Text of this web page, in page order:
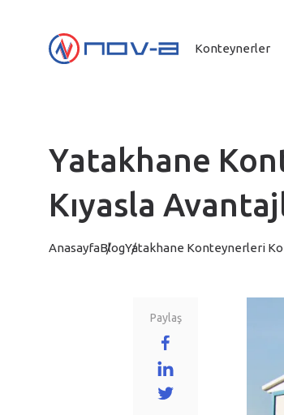
Konteynerler
Yatakhane
Kıyasla
AnasayfaBlogYatakhane Konteynerleri
Paylaş